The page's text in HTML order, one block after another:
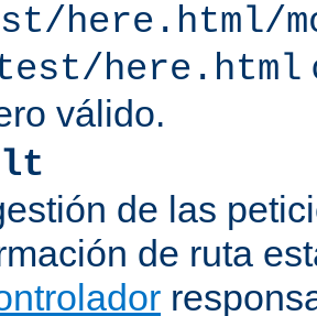
here.html/
here.html
válido.
de las
de ruta